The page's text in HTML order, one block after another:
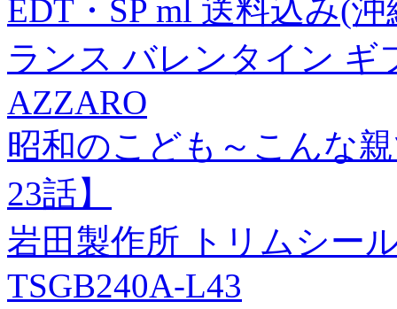
EDT・SP ml 送料込み(
ランス バレンタイン ギ
AZZARO
昭和のこども～こんな
23話】
岩田製作所 トリムシー
TSGB240A-L43